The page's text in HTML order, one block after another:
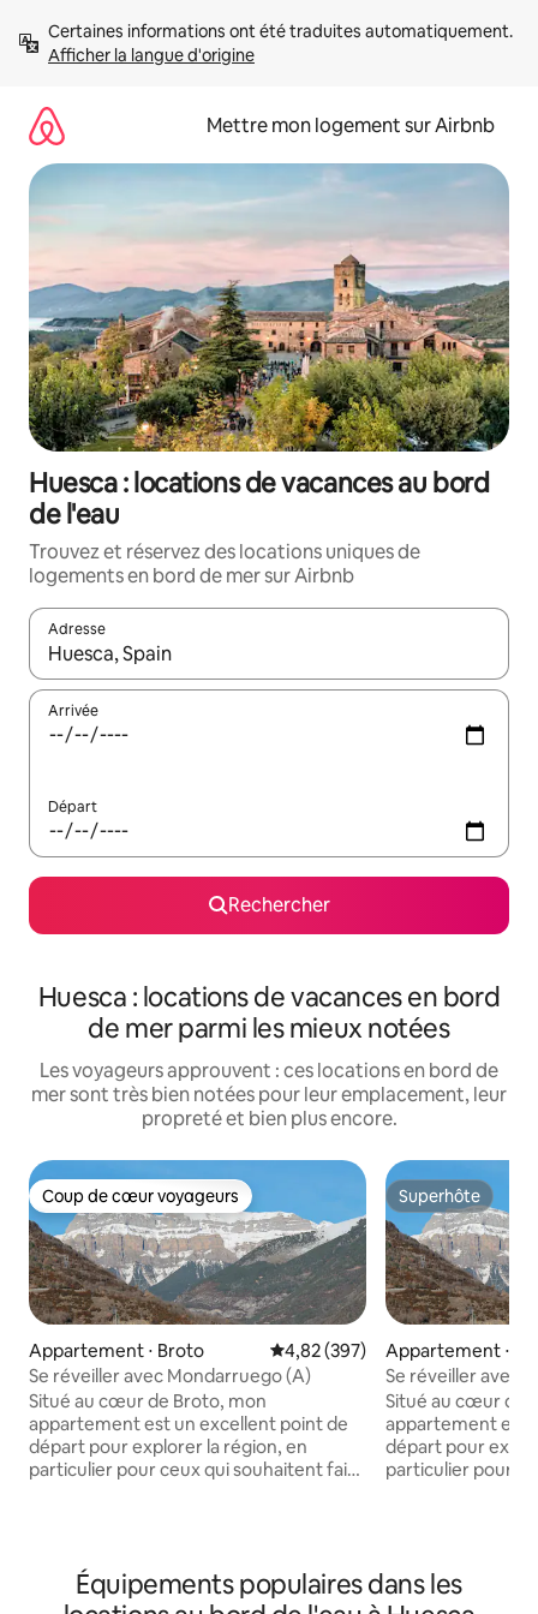
directement
Afficher la langue d'origine
Mettre mon logement sur Airbnb
Huesca : locations de vacances au bord
de l'eau
Trouvez et réservez des locations uniques de
logements en bord de mer sur Airbnb
Adresse
Lorsque les résultats s'affichent, utilisez les flèches vers le
Arrivée
Départ
Rechercher
Huesca : locations de vacances en bord
de mer parmi les mieux notées
Les voyageurs approuvent : ces locations en bord de
mer sont très bien notées pour leur emplacement, leur
propreté et bien plus encore.
Coup de cœur voyageurs
Coup de cœur voyageurs
Appartement ⋅ Broto Évaluation moyenne sur la
4,82 (397)
Se réveiller avec Mondarruego (A)
Situé au cœur de Broto, mon
appartement est un excellent point de
départ pour explorer la région, en
particulier pour ceux qui souhaitent faire
pour que vous profitiez au maximum de
votre séjour et que vous vous sentiez
Superhôte
Superhôte
Appartement ⋅
Se réveiller avec
Situé au cœur de
appartement est
départ pour
particulier pour
possession pour
de votre séjour
Équipements populaires dans les